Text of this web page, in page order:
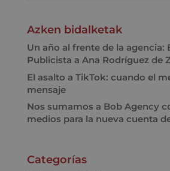
Azken bidalketak
Un año al frente de la agencia:
Publicista a Ana Rodríguez de
El asalto a TikTok: cuando el
mensaje
Nos sumamos a Bob Agency
medios para la nueva cuenta
Categorías